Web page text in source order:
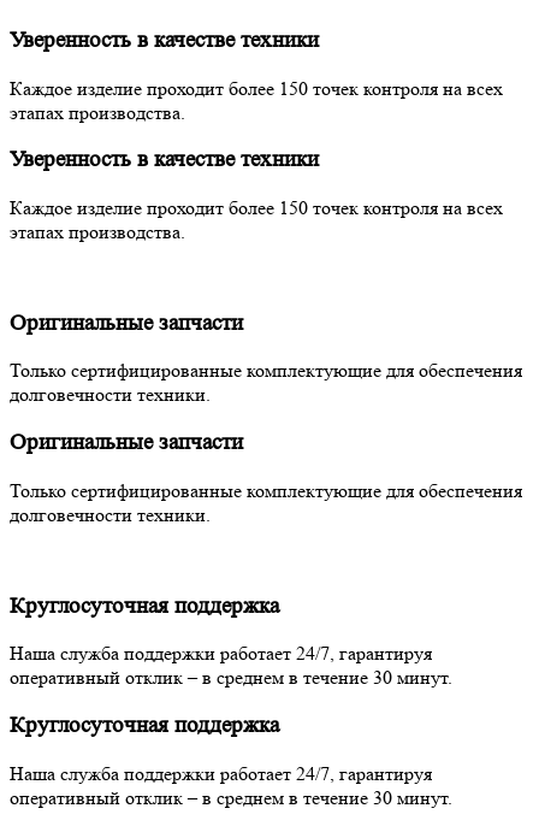
Уверенность в качестве техники
Каждое изделие проходит более 150 точек контроля на всех
этапах производства.
Уверенность в качестве техники
Каждое изделие проходит более 150 точек контроля на всех
этапах производства.
Оригинальные запчасти
Только сертифицированные комплектующие для обеспечения
долговечности техники.
Оригинальные запчасти
Только сертифицированные комплектующие для обеспечения
долговечности техники.
Круглосуточная поддержка
Наша служба поддержки работает 24/7, гарантируя
оперативный отклик – в среднем в течение 30 минут.
Круглосуточная поддержка
Наша служба поддержки работает 24/7, гарантируя
оперативный отклик – в среднем в течение 30 минут.